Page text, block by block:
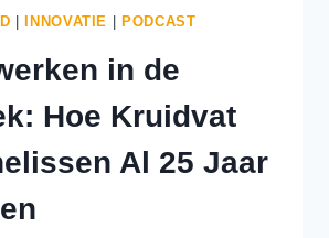
INNOVATIE PODCAST
in de
Hoe Kruidvat
Al 25 Jaar